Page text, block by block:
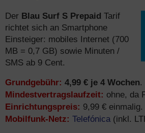
Der Blau Surf S Prepaid Tarif
richtet sich an Smartphone
Einsteiger: mobiles Internet (700
MB = 0,7 GB) sowie Minuten /
SMS ab 9 Cent.
Grundgebühr: 4,99 € je 4 Wochen.
Mindestvertragslaufzeit: ohne, da
Einrichtungspreis: 9,99 € einmalig.
Mobilfunk-Netz: Telefónica(inkl.